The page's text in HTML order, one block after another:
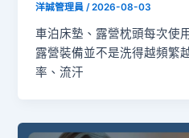
洋誠管理員/2026-08-03
車泊床墊、露營枕頭每次使
露營裝備並不是洗得越頻繁
率、流汗